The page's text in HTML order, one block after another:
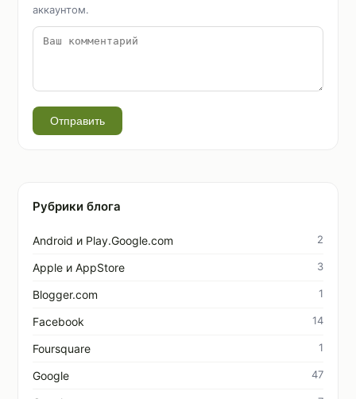
аккаунтом.
Отправить
Рубрики блога
Android и Play.Google.com 2
Apple и AppStore 3
Blogger.com 1
Facebook 14
Foursquare 1
Google 47